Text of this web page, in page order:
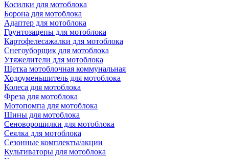
Косилки для мотоблока
Борона для мотоблока
Адаптер для мотоблока
Грунтозацепы для мотоблока
Картофелесажалки для мотоблока
Снегоуборщик для мотоблока
Утяжелители для мотоблока
Щетка мотоблочная коммунальная
Ходоуменьшитель для мотоблока
Колеса для мотоблока
Фреза для мотоблока
Мотопомпа для мотоблока
Шины для мотоблока
Сеноворошилки для мотоблока
Сеялка для мотоблока
Сезонные комплекты/акции
Культиваторы для мотоблока